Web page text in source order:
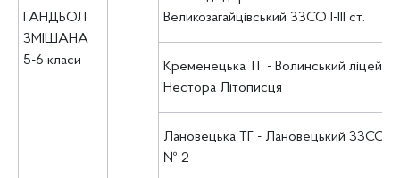
ГАНДБОЛ
ЗМІШАНА
5-6 класи
Великозагайцівський ЗЗСО І-ІІІ ст.
Кременецька ТГ - Волинський ліцей ім.
Нестора Літописця
Лановецька ТГ - Лановецький ЗЗСО І-
№ 2